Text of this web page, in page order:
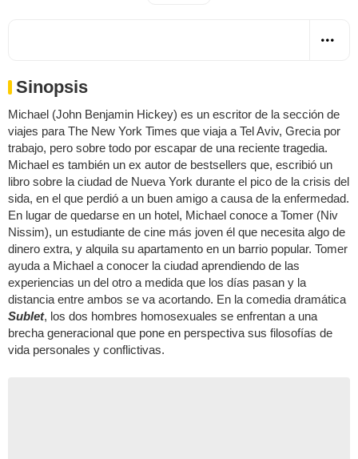
Sinopsis
Michael (John Benjamin Hickey) es un escritor de la sección de
viajes para The New York Times que viaja a Tel Aviv, Grecia por
trabajo, pero sobre todo por escapar de una reciente tragedia.
Michael es también un ex autor de bestsellers que, escribió un
libro sobre la ciudad de Nueva York durante el pico de la crisis del
sida, en el que perdió a un buen amigo a causa de la enfermedad.
En lugar de quedarse en un hotel, Michael conoce a Tomer (Niv
Nissim), un estudiante de cine más joven él que necesita algo de
dinero extra, y alquila su apartamento en un barrio popular. Tomer
ayuda a Michael a conocer la ciudad aprendiendo de las
experiencias un del otro a medida que los días pasan y la
distancia entre ambos se va acortando. En la comedia dramática
Sublet, los dos hombres homosexuales se enfrentan a una
brecha generacional que pone en perspectiva sus filosofías de
vida personales y conflictivas.